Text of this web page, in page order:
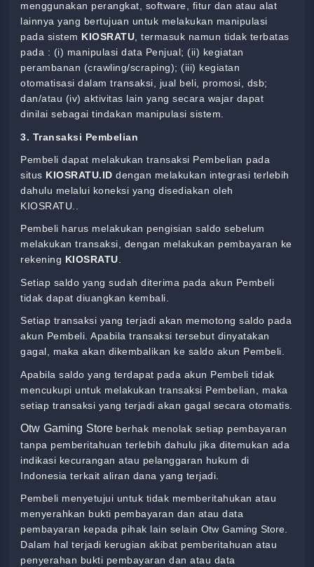
menggunakan perangkat, software, fitur dan atau alat
lainnya yang bertujuan untuk melakukan manipulasi
pada sistem KIOSRATU, termasuk namun tidak terbatas
pada : (i) manipulasi data Penjual; (ii) kegiatan
perambanan (crawling/scraping); (iii) kegiatan
otomatisasi dalam transaksi, jual beli, promosi, dsb;
dan/atau (iv) aktivitas lain yang secara wajar dapat
dinilai sebagai tindakan manipulasi sistem.
3. Transaksi Pembelian
Pembeli dapat melakukan transaksi Pembelian pada
situs KIOSRATU.ID dengan melakukan integrasi terlebih
dahulu melalui koneksi yang disediakan oleh
KIOSRATU.
Pembeli harus melakukan pengisian saldo sebelum
melakukan transaksi, dengan melakukan pembayaran ke
rekening KIOSRATU.
Setiap saldo yang sudah diterima pada akun Pembeli
tidak dapat diuangkan kembali.
Setiap transaksi yang terjadi akan memotong saldo pada
akun Pembeli. Apabila transaksi tersebut dinyatakan
gagal, maka akan dikembalikan ke saldo akun Pembeli.
Apabila saldo yang terdapat pada akun Pembeli tidak
mencukupi untuk melakukan transaksi Pembelian, maka
setiap transaksi yang terjadi akan gagal secara otomatis.
Otw Gaming Store berhak menolak setiap pembayaran
tanpa pemberitahuan terlebih dahulu jika ditemukan ada
indikasi kecurangan atau pelanggaran hukum di
Indonesia terkait aliran dana yang terjadi.
Pembeli menyetujui untuk tidak memberitahukan atau
menyerahkan bukti pembayaran dan atau data
pembayaran kepada pihak lain selain Otw Gaming Store.
Dalam hal terjadi kerugian akibat pemberitahuan atau
penyerahan bukti pembayaran dan atau data